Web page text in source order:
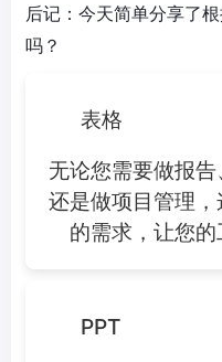
后记：今天简单分享了
吗？
表格
无论您需要做报告
还是做项目管理
的需求，让您的
PPT